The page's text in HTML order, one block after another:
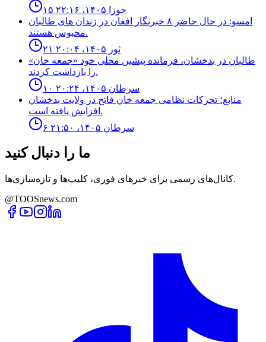
۱۵ جوزا ۱۴۰۵، ۲۲:۱۶
امسو: در حال حاضر ۸ خبرنگار افغان در زندان‌ های طالبان
محبوس هستند.
۲۱ ثور ۱۴۰۵، ۲۰:۰۴
طالبان در بدخشان، فرمانده پیشین محلی خود «جمعه خان»
را بازداشت کردند.
۱۰ سرطان ۱۴۰۵، ۲۰:۲۴
منابع؛ تحركات نظامى جمعه خان فاتح در ولايت بدخشان
افزايش يافته است.
۶ سرطان ۱۴۰۵، ۲۱:۵۰
ما را دنبال کنید
کانال‌های رسمی برای خبرهای فوری، کلیپ‌ها و تازه‌سازی‌ها.
@TOOSnews.com